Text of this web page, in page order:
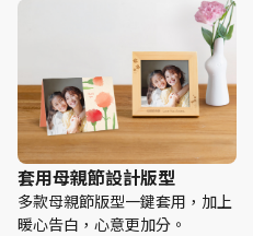
套用母親節設計版型
多款母親節版型一鍵套用，加上
暖心告白，心意更加分。